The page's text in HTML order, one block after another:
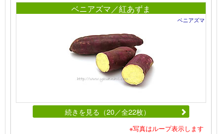
ベニアズマ／紅あずま
ベニアズマ
続きを見る（20／全22枚）
※写真はループ表示します